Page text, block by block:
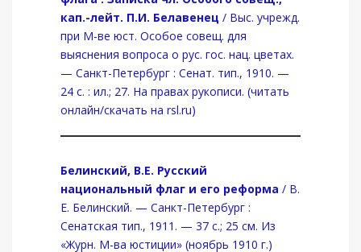
кап.-лейт. П.И. Белавенец / Выс. учрежд.
при М-ве юст. Особое совещ. для
выяснения вопроса о рус. гос. нац. цветах.
— Санкт-Петербург : Сенат. тип., 1910. —
24 с. : ил.; 27. На правах рукописи. (читать
онлайн/скачать на rsl.ru)
Белинский, В.Е. Русский
национальный флаг и его реформа / В.
Е. Белинский. — Санкт-Петербург :
Сенатская тип., 1911. — 37 с.; 25 см. Из
«Журн. М-ва юстиции» (ноябрь 1910 г.)